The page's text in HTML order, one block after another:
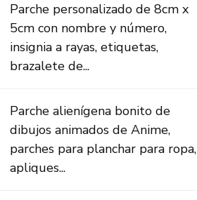
Parche personalizado de 8cm x
5cm con nombre y número,
insignia a rayas, etiquetas,
brazalete de...
Parche alienígena bonito de
dibujos animados de Anime,
parches para planchar para ropa,
apliques...